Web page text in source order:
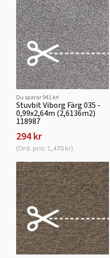
Du sparar 941 kr!
Stuvbit Viborg Färg 035 -
0,99x2,64m (2,6136m2)
118987
294 kr
(Ord. pris: 1,470 kr)